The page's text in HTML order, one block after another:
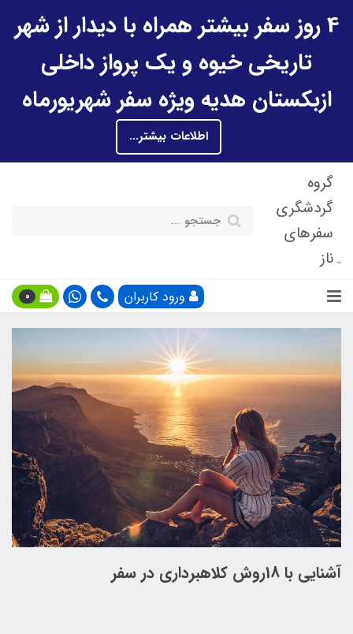
4 روز سفر بیشتر همراه با دیدار از شهر
تاریخی خیوه و یک پرواز داخلی
ازبکستان هدیه ویژه سفر شهریورماه
اطلاعات بیشتر...
گروه
گردشگری
سفرهای
ناز
ورود کاربران 0
آشنایی با 18روش کلاهبرداری در سفر